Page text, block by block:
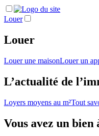
Louer
Louer
Louer une maisonLouer un
L’actualité de
Loyers moyens au m²Tout
Vous avez un bien